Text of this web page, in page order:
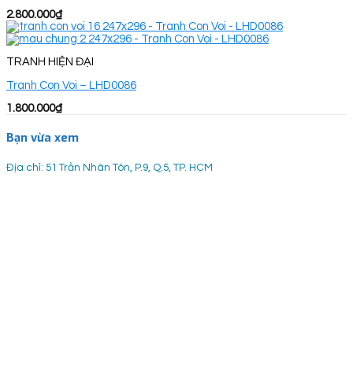
2.800.000₫
TRANH HIỆN ĐẠI
Tranh Con Voi – LHD0086
1.800.000₫
Bạn vừa xem
Địa chỉ: 51 Trần Nhân Tôn, P.9, Q.5, TP. HCM